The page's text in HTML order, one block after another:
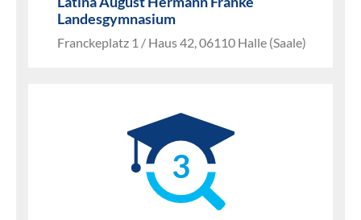
Landesgymnasium
Franckeplatz 1 / Haus 42, 06110 Halle (Saale)
3